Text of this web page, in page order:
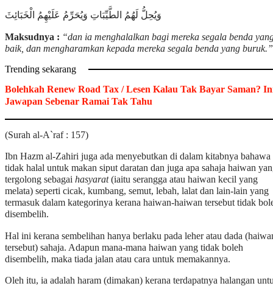
وَيُحِلُّ لَهُمُ الطَّيِّبَاتِ وَيُحَرِّمُ عَلَيْهِمُ الْخَبَائِثَ
Maksudnya : “dan ia menghalalkan bagi mereka segala benda
baik, dan mengharamkan kepada mereka segala benda yang buruk.”
Trending sekarang
Bolehkah Renew Road Tax / Lesen Kalau Tak Bayar Saman?
Jawapan Sebenar Ramai Tak Tahu
(Surah al-A`raf : 157)
Ibn Hazm al-Zahiri juga ada menyebutkan di dalam kitabnya bahawa
tidak halal untuk makan siput daratan dan juga apa sahaja haiwan
tergolong sebagai hasyarat(iaitu serangga atau haiwan kecil yang
melata) seperti cicak, kumbang, semut, lebah, lalat dan lain-lain yang
termasuk dalam kategorinya kerana haiwan-haiwan tersebut tidak
disembelih.
Hal ini kerana sembelihan hanya berlaku pada leher atau dada
tersebut) sahaja. Adapun mana-mana haiwan yang tidak boleh
disembelih, maka tiada jalan atau cara untuk memakannya.
Oleh itu, ia adalah haram (dimakan) kerana terdapatnya halangan